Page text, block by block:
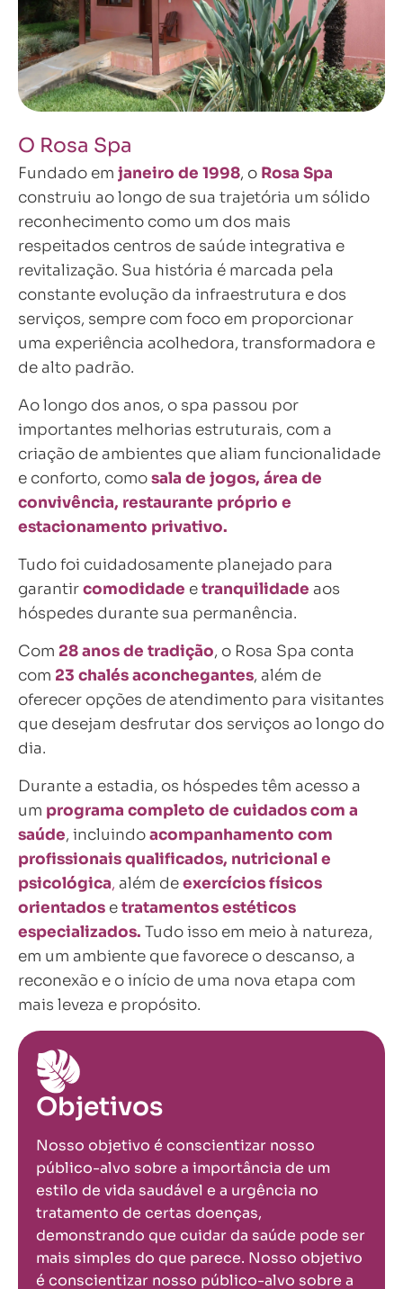
O Rosa Spa
Fundado em janeiro de 1998, o Rosa Spa
construiu ao longo de sua trajetória um sólido
reconhecimento como um dos mais
respeitados centros de saúde integrativa e
revitalização. Sua história é marcada pela
constante evolução da infraestrutura e dos
serviços, sempre com foco em proporcionar
uma experiência acolhedora, transformadora e
de alto padrão.
Ao longo dos anos, o spa passou por
importantes melhorias estruturais, com a
criação de ambientes que aliam funcionalidade
e conforto, comosala de jogos, área de
convivência, restaurante próprio e
estacionamento privativo.
Tudo foi cuidadosamente planejado para
garantircomodidade etranquilidade aos
hóspedes durante sua permanência.
Com 28 anos de tradição, o Rosa Spa conta
com 23 chalés aconchegantes, além de
oferecer opções de atendimento para visitantes
que desejam desfrutar dos serviços ao longo do
dia.
Durante a estadia, os hóspedes têm acesso a
um programa completo de cuidadoscom a
saúde, incluindoacompanhamento com
profissionais qualificados, nutricional e
psicológica, além deexercícios físicos
orientados etratamentos estéticos
especializados. Tudo isso em meio à natureza,
em um ambiente que favorece o descanso, a
reconexão e o início de uma nova etapa com
mais leveza e propósito.
Objetivos
Nosso objetivo é conscientizar nosso
público-alvo sobre a importância de um
estilo de vida saudável e a urgência no
tratamento de certas doenças,
demonstrando que cuidar da saúde pode ser
mais simples do que parece. Nosso objetivo
é conscientizar nosso público-alvo sobre a